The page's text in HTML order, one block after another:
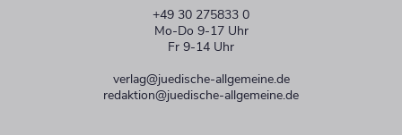
+49 30 275833 0
Mo-Do 9-17 Uhr
Fr 9-14 Uhr
verlag@juedische-allgemeine.de
redaktion@juedische-allgemeine.de